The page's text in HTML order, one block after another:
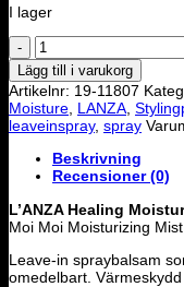
I lager
LANZA
-
Moi
Moi
Moisturizing
Mist
Lägg till i varukorg
Artikelnr: 19-11807
Moisture LANZA
leaveinspray, spray
Beskrivning
Recensioner (0)
L’ANZA Healing
Moi Moi Moisturizing
Leave-in spraybalsam
omedelbart. Värmeskydd